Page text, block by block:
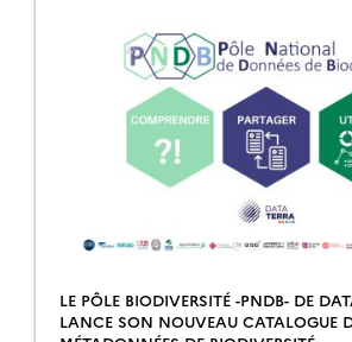
LE PÔLE BIODIVERSITÉ -PNDB- DE
LANCE SON NOUVEAU CATALOGUE